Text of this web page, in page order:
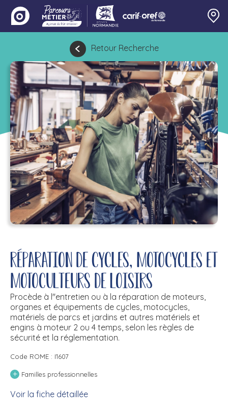
Retour Recherche
Réparation de cycles, motocycles et
motoculteurs de loisirs
Procède à l''entretien ou à la réparation de moteurs,
organes et équipements de cycles, motocycles,
matériels de parcs et jardins et autres matériels et
engins à moteur 2 ou 4 temps, selon les règles de
sécurité et la réglementation.
Code ROME : I1607
+ Familles professionnelles
Voir la fiche détaillée